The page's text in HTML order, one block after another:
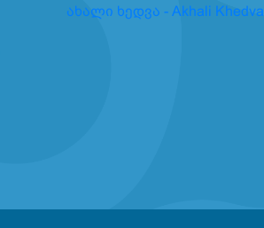
ახალი ხედვა - Akhali Khedva